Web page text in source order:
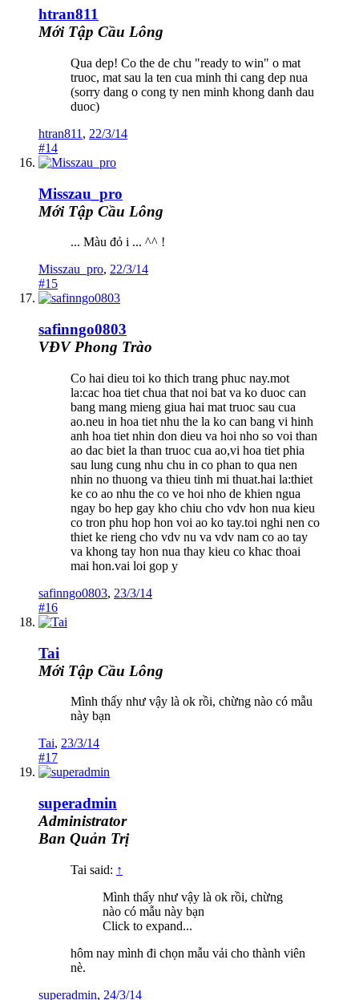
htran811
Mới Tập Cầu Lông
Qua dep! Co the de chu "ready to win" o mat
truoc, mat sau la ten cua minh thi cang dep nua
(sorry dang o cong ty nen minh khong danh dau
duoc)
htran811 , 22/3/14
#14
Misszau_pro
Mới Tập Cầu Lông
... Màu đỏ i ... ^^ !
Misszau_pro, 22/3/14
#15
safinngo0803
VĐV Phong Trào
Co hai dieu toi ko thich trang phuc nay.mot
la:cac hoa tiet chua that noi bat va ko duoc can
bang mang mieng giua hai mat truoc sau cua
ao.neu in hoa tiet nhu the la ko can bang vi hinh
anh hoa tiet nhin don dieu va hoi nho so voi than
ao dac biet la than truoc cua ao,vi hoa tiet phia
sau lung cung nhu chu in co phan to qua nen
nhin no thuong va thieu tinh mi thuat.hai la:thiet
ke co ao nhu the co ve hoi nho de khien ngua
ngay bo hep gay kho chiu cho vdv hon nua kieu
co tron phu hop hon voi ao ko tay.toi nghi nen co
thiet ke rieng cho vdv nu va vdv nam co ao tay
va khong tay hon nua thay kieu co khac thoai
mai hon.vai loi gop y
safinngo0803, 23/3/14
#16
Tai
Mới Tập Cầu Lông
Mình thấy như vậy là ok rồi, chừng nào có mẫu
này bạn
Tai, 23/3/14
#17
superadmin
Administrator
Ban Quản Trị
Tai said: ↑
Mình thấy như vậy là ok rồi, chừng
nào có mẫu này bạn
Click to expand...
hôm nay mình đi chọn mẫu vải cho thành viên
nè.
superadmin, 24/3/14